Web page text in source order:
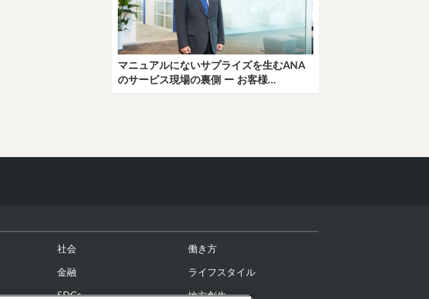
マニュアルにないサプライズを生むANA
のサービス現場の裏側 ー お客様...
社会 働き方
金融 ライフスタイル
SDGs 地方創生